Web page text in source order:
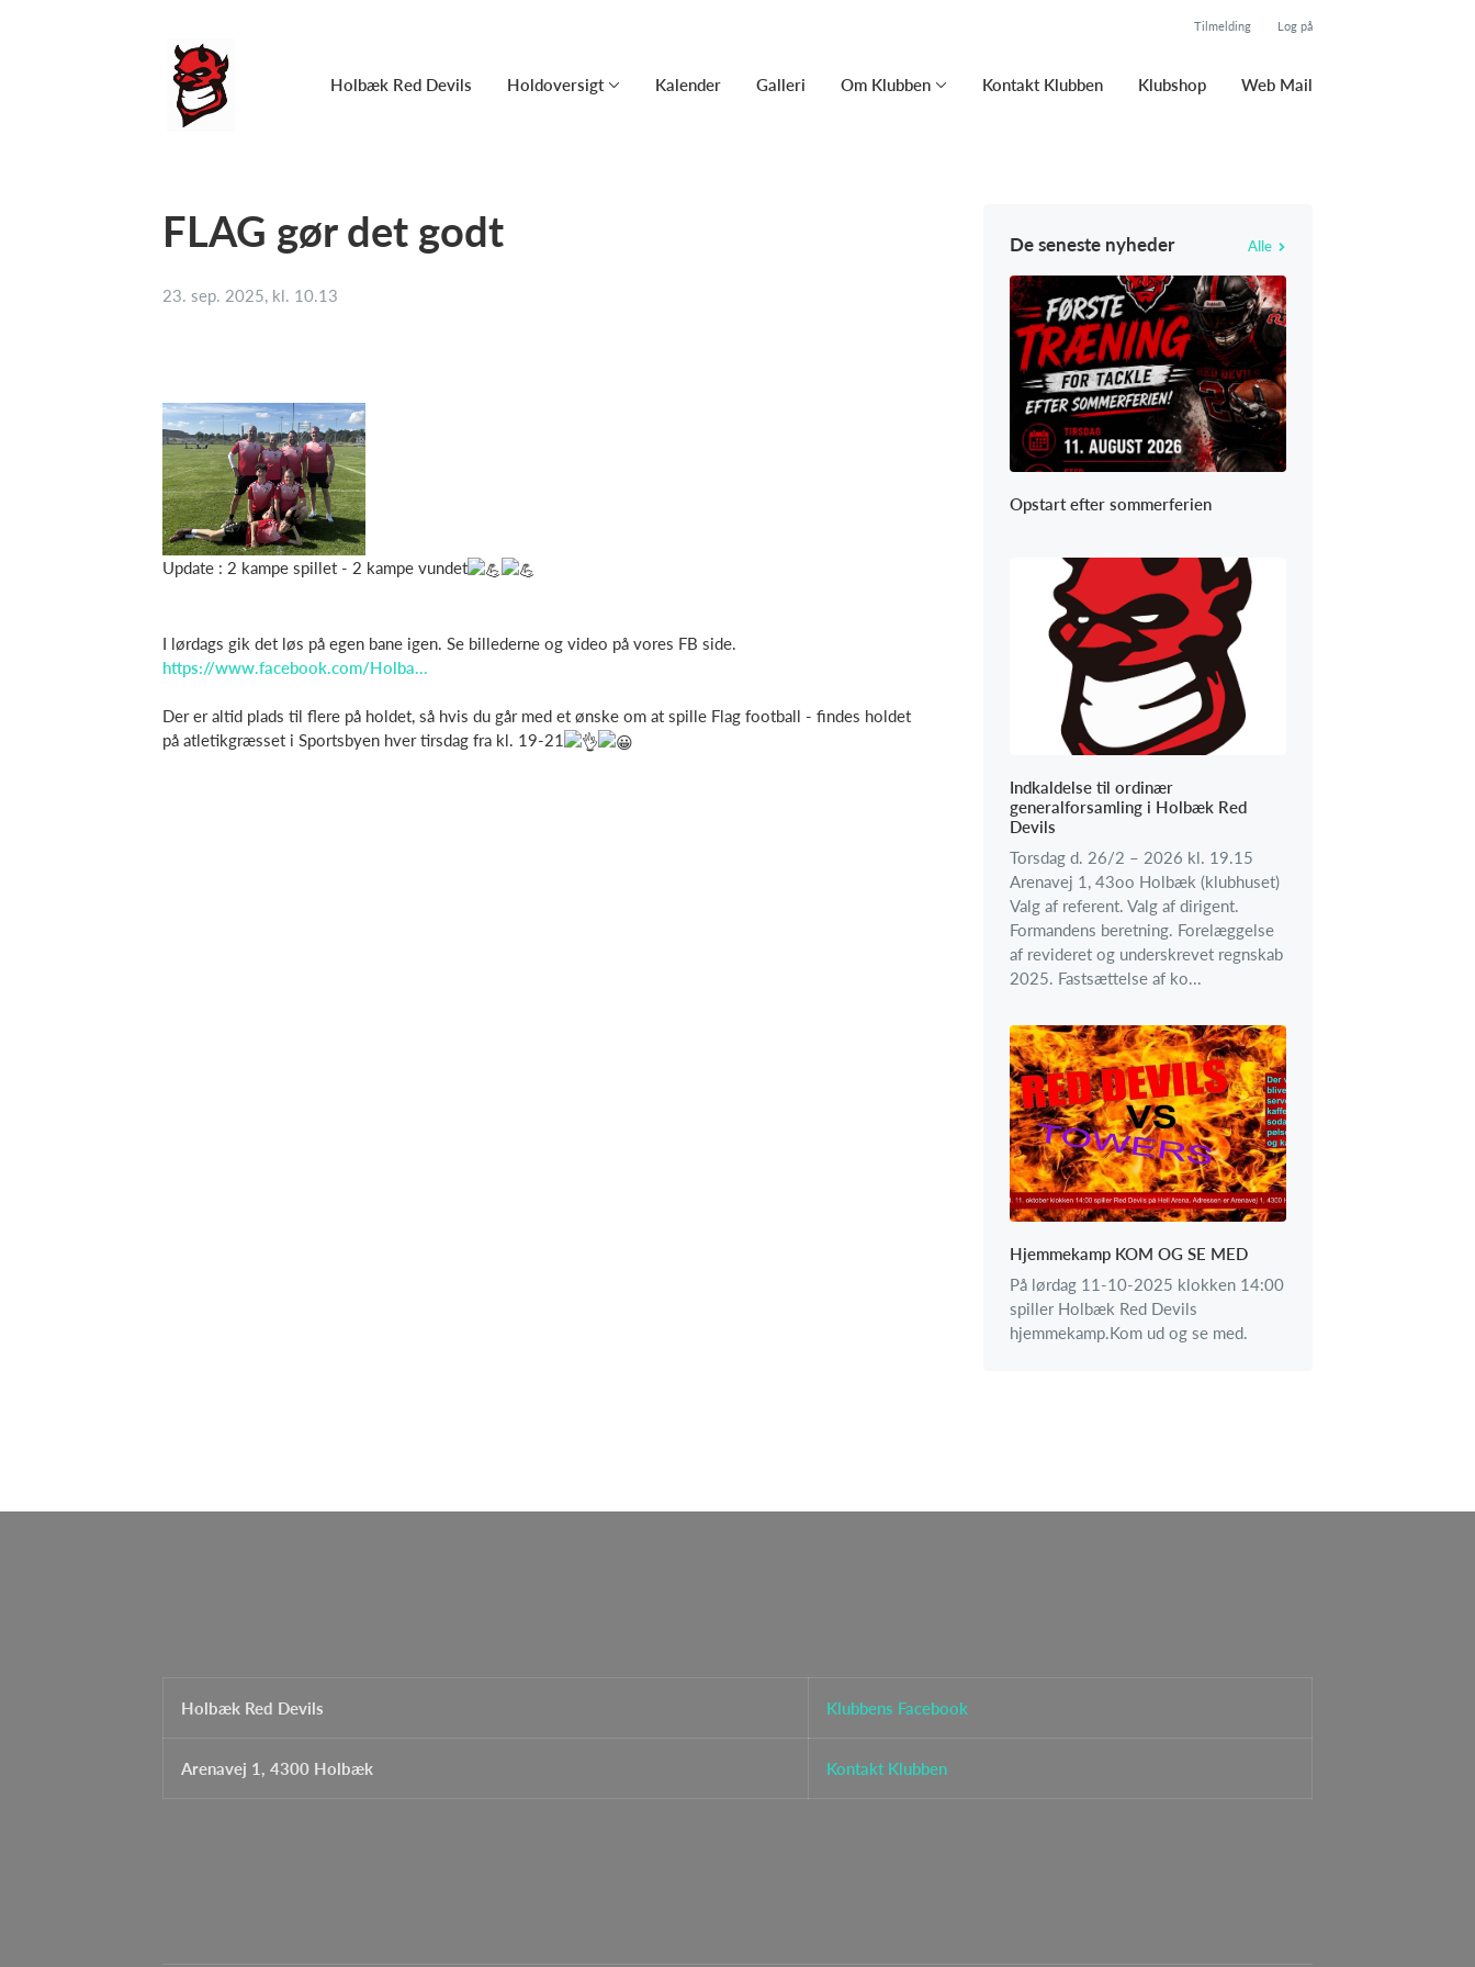
Tilmelding Log på
Holbæk Red Devils Holdoversigt Kalender Galleri Om Klubben Kontakt Klubben Klubshop Web Mail
FLAG gør det godt
23. sep. 2025, kl. 10.13
Update : 2 kampe spillet - 2 kampe vundet
I lørdags gik det løs på egen bane igen. Se billederne og video på vores FB side.
https://www.facebook.com/Holba...
Der er altid plads til flere på holdet, så hvis du går med et ønske om at spille Flag football - findes holdet
på atletikgræsset i Sportsbyen hver tirsdag fra kl. 19-21
De seneste nyheder Alle
Opstart efter sommerferien
Indkaldelse til ordinær
generalforsamling i Holbæk Red
Devils
Torsdag d. 26/2 – 2026 kl. 19.15
Arenavej 1, 43oo Holbæk (klubhuset)
Valg af referent. Valg af dirigent.
Formandens beretning. Forelæggelse
af revideret og underskrevet regnskab
2025. Fastsættelse af ko...
Hjemmekamp KOM OG SE MED
På lørdag 11-10-2025 klokken 14:00
spiller Holbæk Red Devils
hjemmekamp.Kom ud og se med.
Holbæk Red Devils Klubbens Facebook
Arenavej 1, 4300 Holbæk Kontakt Klubben